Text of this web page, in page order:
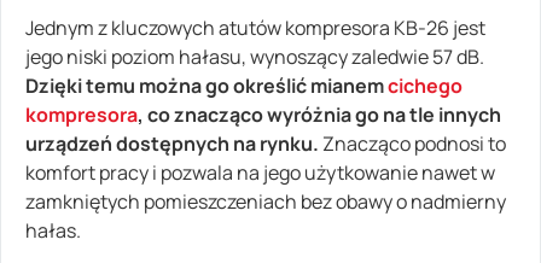
Jednym z kluczowych atutów kompresora KB-26 jest
jego niski poziom hałasu, wynoszący zaledwie 57 dB.
Dzięki temu można go określić mianemcichego
kompresora, co znacząco wyróżnia go na tle innych
urządzeń dostępnych na rynku. Znacząco podnosi to
komfort pracy i pozwala na jego użytkowanie nawet w
zamkniętych pomieszczeniach bez obawy o nadmierny
hałas.